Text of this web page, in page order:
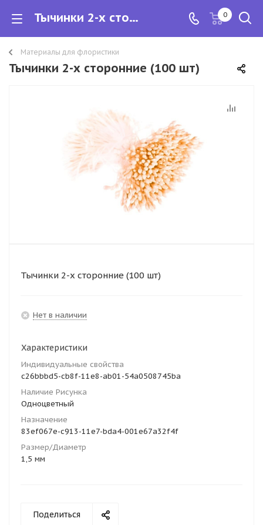
Тычинки 2-х сторонние (100 шт) 0
Материалы для флористики
Тычинки 2-х сторонние (100 шт)
Тычинки 2-х сторонние (100 шт)
Нет в наличии
Характеристики
Индивидуальные свойства
c26bbbd5-cb8f-11e8-ab01-54a0508745ba
Наличие Рисунка
Одноцветный
Назначение
83ef067e-c913-11e7-bda4-001e67a32f4f
Размер/Диаметр
1,5 мм
Поделиться